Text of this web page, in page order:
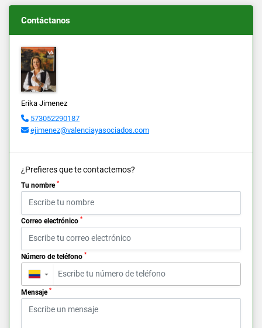
Contáctanos
Erika Jimenez
573052290187
ejimenez@valenciayasociados.com
¿Prefieres que te contactemos?
Tu nombre *
Correo electrónico *
Número de teléfono *
▼
Mensaje *